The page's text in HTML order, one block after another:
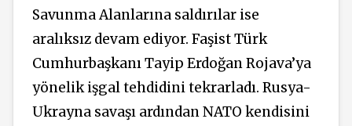
Savunma Alanlarına saldırılar ise
aralıksız devam ediyor. Faşist Türk
Cumhurbaşkanı Tayip Erdoğan Rojava’ya
yönelik işgal tehdidini tekrarladı. Rusya-
Ukrayna savaşı ardından NATO kendisini